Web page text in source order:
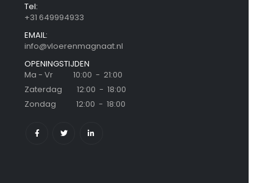
Tel:
+31 649994933
EMAIL:
info@vloerenmagnaat.nl
OPENINGSTIJDEN
Ma - Vr 10:00 - 21:00
Zaterdag 12:00 - 18:00
Zondag 12:00 - 18:00